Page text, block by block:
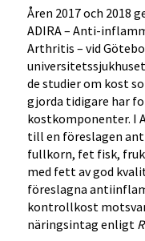
Åren 2017 och 2018
ADIRA – Anti-
Arthritis – vid
de studier om kost
gjorda tidigare har
kostkomponenter. I
till en föreslagen
fullkorn, fet fisk,
med fett av god
föreslagna
kontrollkost
näringsintag enligt